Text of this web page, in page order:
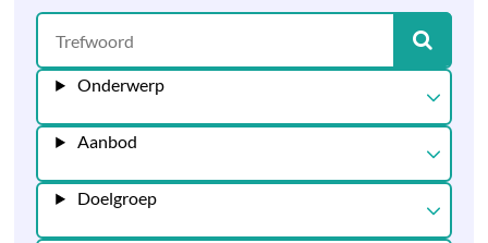
Onderwerp
Aanbod
Doelgroep